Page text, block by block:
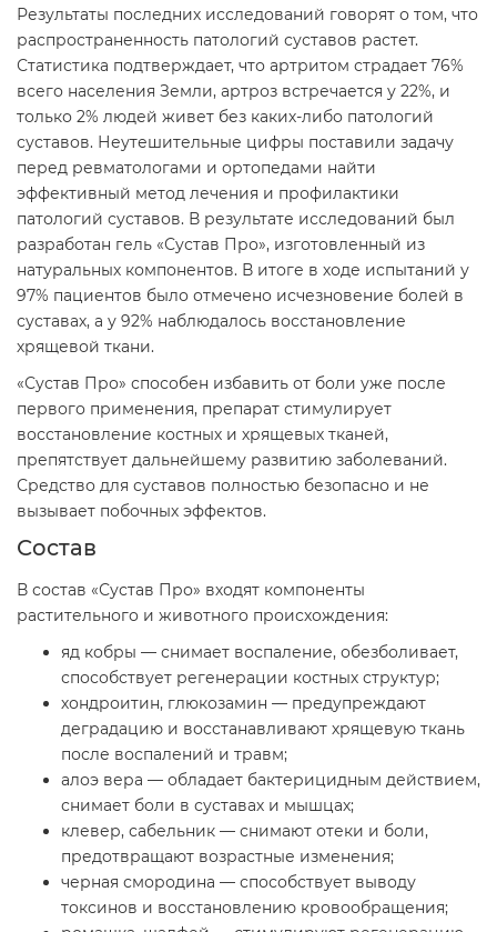
Результаты последних исследований говорят о том, что
распространенность патологий суставов растет.
Статистика подтверждает, что артритом страдает 76%
всего населения Земли, артроз встречается у 22%, и
только 2% людей живет без каких-либо патологий
суставов. Неутешительные цифры поставили задачу
перед ревматологами и ортопедами найти
эффективный метод лечения и профилактики
патологий суставов. В результате исследований был
разработан гель «Сустав Про», изготовленный из
натуральных компонентов. В итоге в ходе испытаний у
97% пациентов было отмечено исчезновение болей в
суставах, а у 92% наблюдалось восстановление
хрящевой ткани.
«Сустав Про» способен избавить от боли уже после
первого применения, препарат стимулирует
восстановление костных и хрящевых тканей,
препятствует дальнейшему развитию заболеваний.
Средство для суставов полностью безопасно и не
вызывает побочных эффектов.
Состав
В состав «Сустав Про» входят компоненты
растительного и животного происхождения:
яд кобры — снимает воспаление, обезболивает,
способствует регенерации костных структур;
хондроитин, глюкозамин — предупреждают
деградацию и восстанавливают хрящевую ткань
после воспалений и травм;
алоэ вера — обладает бактерицидным действием,
снимает боли в суставах и мышцах;
клевер, сабельник — снимают отеки и боли,
предотвращают возрастные изменения;
черная смородина — способствует выводу
токсинов и восстановлению кровообращения;